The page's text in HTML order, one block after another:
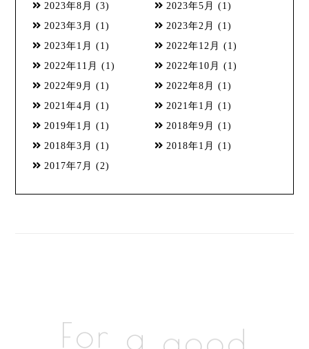
2023年8月
(3) 2023年5月
(1)
2023年3月
(1) 2023年2月
(1)
2023年1月
(1) 2022年12月
(1)
2022年11月
(1) 2022年10月
(1)
2022年9月
(1) 2022年8月
(1)
2021年4月
(1) 2021年1月
(1)
2019年1月
(1) 2018年9月
(1)
2018年3月
(1) 2018年1月
(1)
2017年7月
(2)
For a good